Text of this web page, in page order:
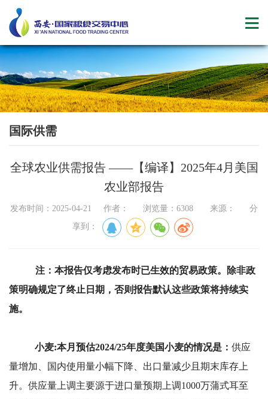
国际供需
​全球农业供需报告 ——【编译】2025年4月美国
农业部报告
发布时间：2025-04-21 作者： 浏览量：6308 来源： 分
享到：
注：本报告仅考虑发布时已生效的贸易政策。除非政
策明确规定了终止日期，否则报告默认这些政策将持续实
施。
小麦:本月预估2024/25年度美国小麦的情况是： 供应
量增加、国内使用量小幅下降、出口量减少且期末库存上
升。供应量上调主要源于进口量预期上调1000万蒲式耳至